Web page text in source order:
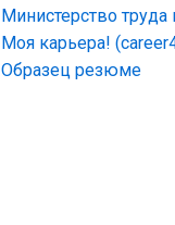
Министерство
Моя карьера!
Образец резюме